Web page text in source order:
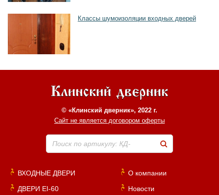
Классы шумоизоляции входных дверей
© «Клинский дверник», 2022 г.
Сайт не является договором оферты
Поиск по артикулу: КД-
ВХОДНЫЕ ДВЕРИ
ДВЕРИ EI-60
О компании
Новости